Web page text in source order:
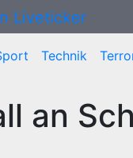
Technik
an